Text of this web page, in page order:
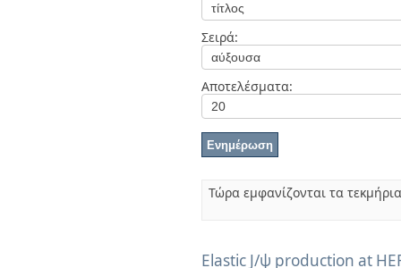
Σειρά:
Αποτελέσματα:
Τώρα εμφανίζονται τα
Elastic J/ψ production at